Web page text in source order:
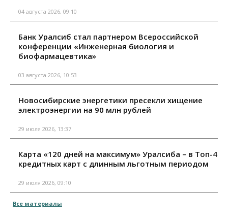
04 августа 2026, 09:10
Банк Уралсиб стал партнером Всероссийской
конференции «Инженерная биология и
биофармацевтика»
03 августа 2026, 10:53
Новосибирские энергетики пресекли хищение
электроэнергии на 90 млн рублей
29 июля 2026, 13:37
Карта «120 дней на максимум» Уралсиба – в Топ-4
кредитных карт с длинным льготным периодом
29 июля 2026, 09:10
Все материалы